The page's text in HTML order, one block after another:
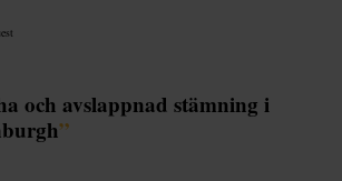
och avslappnad stämning i
”